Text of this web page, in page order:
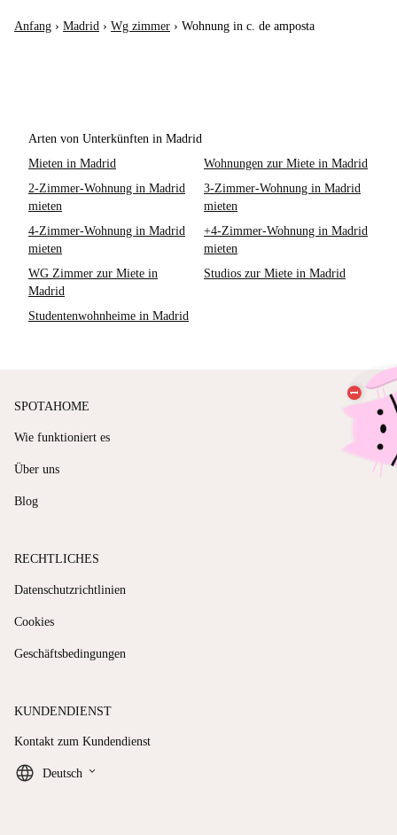
Anfang › Madrid › Wg zimmer › Wohnung in c. de amposta
Arten von Unterkünften in Madrid
Mieten in Madrid
Wohnungen zur Miete in Madrid
2-Zimmer-Wohnung in Madrid
mieten
3-Zimmer-Wohnung in Madrid
mieten
4-Zimmer-Wohnung in Madrid
mieten
+4-Zimmer-Wohnung in Madrid
mieten
WG Zimmer zur Miete in
Madrid
Studios zur Miete in Madrid
Studentenwohnheime in Madrid
SPOTAHOME
Wie funktioniert es
Über uns
Blog
RECHTLICHES
Datenschutzrichtlinien
Cookies
Geschäftsbedingungen
KUNDENDIENST
Kontakt zum Kundendienst
Deutsch keyboard_arrow_down